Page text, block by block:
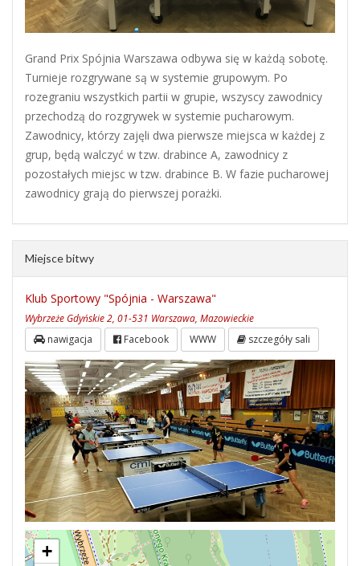
Grand Prix Spójnia Warszawa odbywa się w każdą sobotę.
Turnieje rozgrywane są w systemie grupowym. Po
rozegraniu wszystkich partii w grupie, wszyscy zawodnicy
przechodzą do rozgrywek w systemie pucharowym.
Zawodnicy, którzy zajęli dwa pierwsze miejsca w każdej z
grup, będą walczyć w tzw. drabince A, zawodnicy z
pozostałych miejsc w tzw. drabince B. W fazie pucharowej
zawodnicy grają do pierwszej porażki.
Miejsce bitwy
Klub Sportowy "Spójnia - Warszawa"
Wybrzeże Gdyńskie 2, 01-531 Warszawa, Mazowieckie
nawigacja Facebook WWW szczegóły sali
+